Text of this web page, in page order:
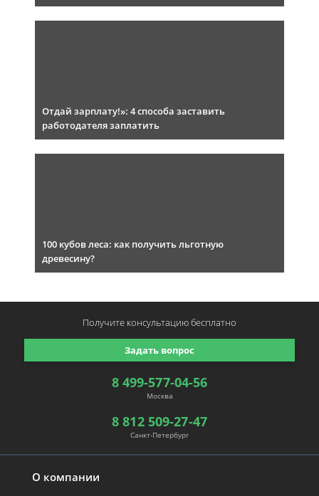
Отдай зарплату!»: 4 способа заставить
работодателя заплатить
100 кубов леса: как получить льготную
древесину?
О компании
8 499-577-04-56
Москва
8 812 509-27-47
Санкт-Петербург
Задать вопрос
Получите консультациюбесплатно